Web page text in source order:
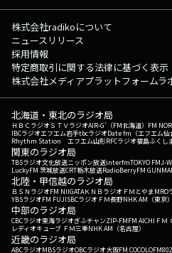
株式会社radikoについて
ニュースリリース
採用情報
特定商取引に関する法律に基づく表示
株式会社メディアプラットフォームラ
北海道・東北のラジオ局
ＨＢＣラジオＳＴＶラジオAIR-G'（FM北海道） FM
IBCラジオエフエム岩手tbcラジオDate fm（エフエム仙
Rhythm Station エフエム山形RFCラジオ福島ふくし
関東のラジオ局
TBSラジオ文化放送ニッポン放送interfmTOKYO FMJ-
LuckyFM 茨城放送CRT栃木放送RadioBerryFM GUNMA
北陸・甲信越のラジオ局
ＢＳＮラジオFM NIIGATAＫＮＢラジオ ＦＭとやまMRO
YBSラジオFM FUJISBCラジオ ＦＭ長野NHK AM（東京）
中部のラジオ局
CBCラジオ東海ラジオぎふチャンZIP-FMFM AICHI ＦＭ
レディオキューブ ＦＭ三重NHK AM（名古屋）
近畿のラジオ局
ABCラジオMBSラジオOBCラジオ大阪FM COCOLOFM802